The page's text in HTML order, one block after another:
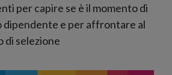
per capire se è il momento di
dipendente e per affrontare al
di selezione